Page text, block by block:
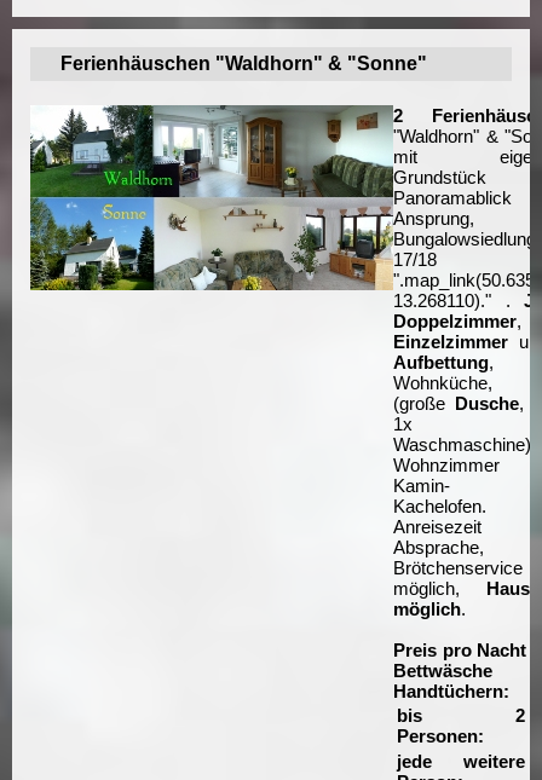
Ferienhäuschen "Waldhorn" & "Sonne"
2
"Waldhorn" &
mit
Grundstück
Ansprung,
Bungalowsiedlung
17/18
13.268110)." .
Doppelzimmer
Einzelzimmer
Aufbettung,
Wohnküche,
(große Dusche,
1x
Waschmaschine),
Wohnzimmer
Kamin-
Kachelofen.
Anreisezeit
Absprache,
Brötchenservice
möglich,
möglich.
Preis pro Nacht
Bettwäsche
Handtüchern:
bis 2
Personen:
jede weitere